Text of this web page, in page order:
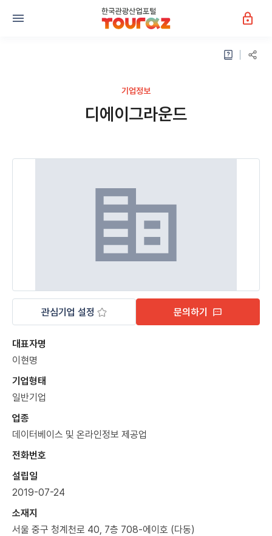
기업정보
디에이그라운드
관심기업 설정 문의하기
대표자명
이현명
기업형태
일반기업
업종
데이터베이스 및 온라인정보 제공업
전화번호
설립일
2019-07-24
소재지
서울 중구 청계천로 40, 7층 708-에이호 (다동)